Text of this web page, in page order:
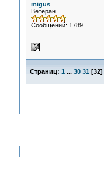
migus
Ветеран
Сообщений: 1789
Страниц: 1 ... 30 31 [32]